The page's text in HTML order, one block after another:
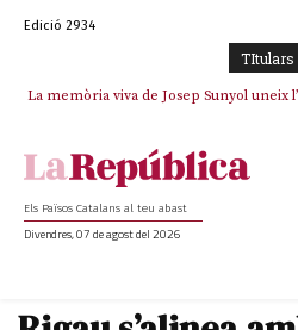
Edició 2934
TItulars
La memòria viva de Josep Sunyol uneix
La “dignitat” a mitges de Marc Puigtió:
Els Països Catalans al teu abast
Divendres, 07 de agost del 2026